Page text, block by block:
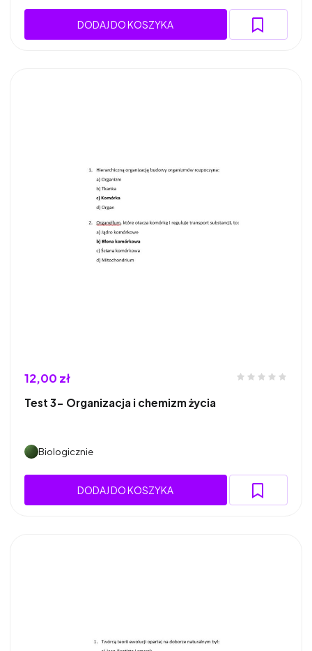
DODAJ DO KOSZYKA
12,00 zł
Test 3- Organizacja i chemizm życia
Biologicznie
DODAJ DO KOSZYKA